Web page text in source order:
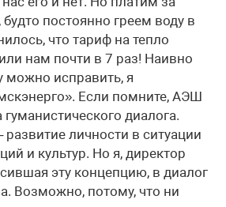
постоянно греем воду в
что тариф на тепло
нам почти в 7 раз! Наивно
можно исправить, я
Если помните, АЭШ
диалога.
развитие личности в ситуации
и культур. Но я, директор
эту концепцию, в диалог
Возможно, потому, что ни